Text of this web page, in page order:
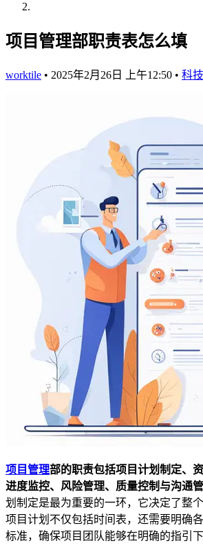
项目管理部职责表怎么填
worktile • 2025年2月26日 上午12:50 • 科技
项目管理部的职责包括项目计划制定、
进度监控、风险管理、质量控制与沟通
划制定是最为重要的一环，它决定了整
项目计划不仅包括时间表，还需要明确
标准，确保项目团队能够在明确的指引下